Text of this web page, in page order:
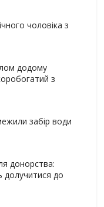
чоловіка з
додому
з
забір води
донорства:
долучитися до